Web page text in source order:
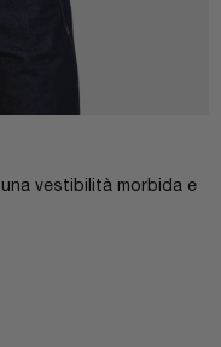
vestibilità morbida e